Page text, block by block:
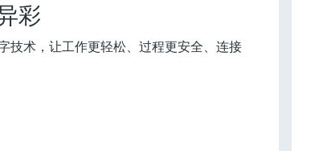
彩
技术，让工作更轻松、过程更安全、连接